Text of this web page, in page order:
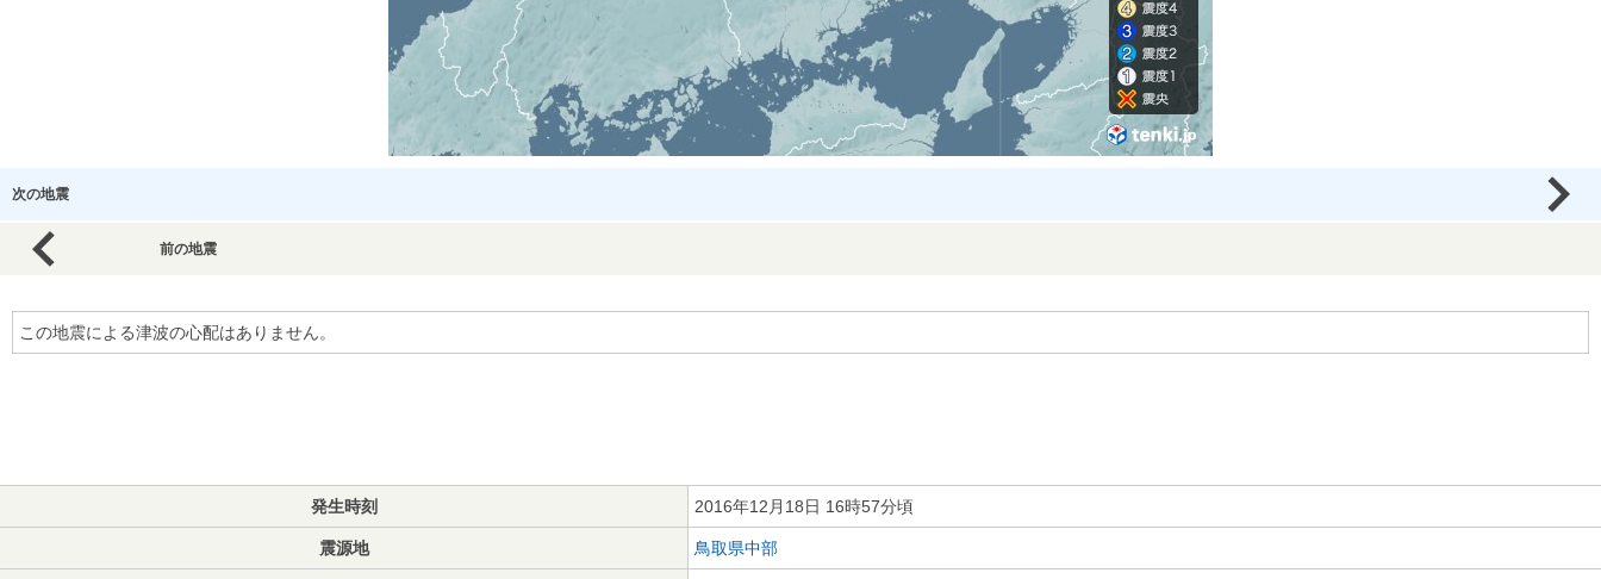
次の地震
前の地震
この地震による津波の心配はありません。
発生時刻 2016年12月18日 16時57分頃
震源地 鳥取県中部